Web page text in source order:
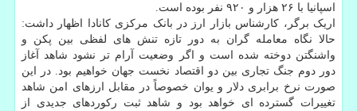
اسپانیا با ۲۶ هزار و ۹۲۰ نفر بوده است.
اریک برگر، کارشناس بازار ارز در بانک مرکزی کانادا اظهار داشت:
حالا نگاه معامله گران به دور تازه تنش های لفظی بین پکن و
واشنگتن دوخته شده است و اگر وضعیت آرام تر نشود شاهد آغاز
دور دوم جنگ تجاری بین دو اقتصاد نخست جهان خواهیم بود. در این
صورت نرخ برابری دلار و یوان خصوصاً در مقابل ارزهای امن شاهد
تغییرات گسترده ای خواهد بود و شاهد ثبت رکوردهای جدیدی از